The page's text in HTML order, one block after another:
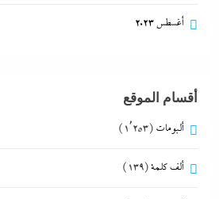
أغسطس 2023
أقسام الموقع
ألبومات (1٬253)
ألف كلمة(139)